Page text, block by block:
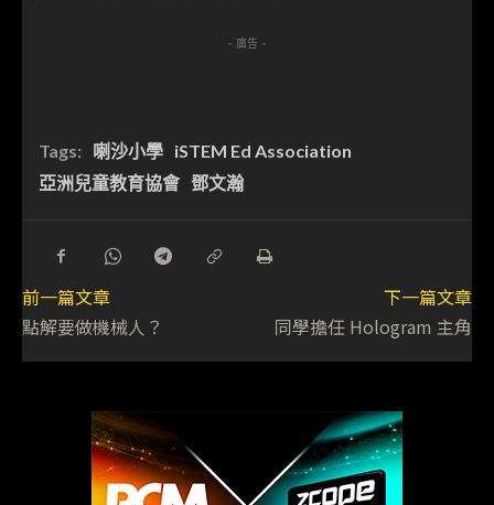
- 廣告 -
Tags: 喇沙小學 iSTEM Ed Association
亞洲兒童教育協會 鄧文瀚
前一篇文章
點解要做機械人？
下一篇文章
同學擔任 Hologram 主角